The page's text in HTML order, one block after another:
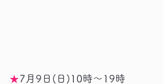
★7月9日(日)10時～19時